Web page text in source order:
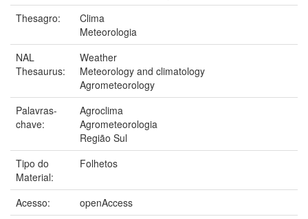
Thesagro:
Clima
Meteorologia
NAL
Thesaurus:
Weather
Meteorology and climatology
Agrometeorology
Palavras-
chave:
Agroclima
Agrometeorologia
Região Sul
Tipo do
Material:
Folhetos
Acesso:
openAccess